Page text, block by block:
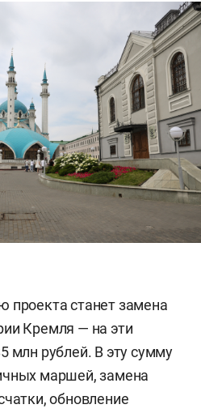
проекта станет замена
Кремля — на эти
млн рублей. В эту сумму
маршей, замена
обновление